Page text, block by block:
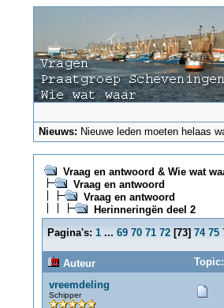
Nieuws: Nieuwe leden moeten helaas
Vraag en antwoord & Wie wat
Vraag en antwoord
Vraag en antwoord
Herinneringën deel 2
Pagina's: 1 ... 69 70 71 72[73] 74 75
Auteur
vreemdeling
Schipper